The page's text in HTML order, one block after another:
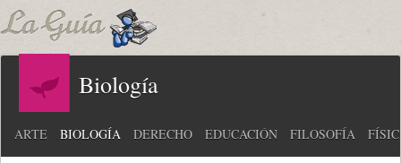
Biología
ARTE BIOLOGÍA DERECHO EDUCACIÓN FILOSOFÍA